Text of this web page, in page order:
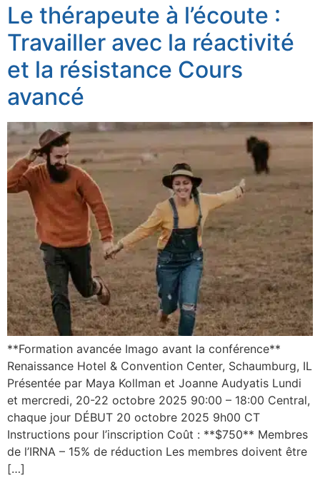
Le thérapeute à l’écoute :
Travailler avec la réactivité
et la résistance Cours
avancé
**Formation avancée Imago avant la conférence**
Renaissance Hotel & Convention Center, Schaumburg, IL
Présentée par Maya Kollman et Joanne Audyatis Lundi
et mercredi, 20-22 octobre 2025 90:00 – 18:00 Central,
chaque jour DÉBUT 20 octobre 2025 9h00 CT
Instructions pour l’inscription Coût : **$750** Membres
de l’IRNA – 15% de réduction Les membres doivent être
[…]